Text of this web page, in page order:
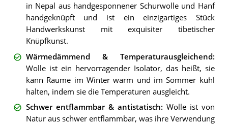
in Nepal aus handgesponnener Schurwolle und Hanf
handgeknüpft und ist ein einzigartiges Stück
Handwerkskunst mit exquisiter tibetischer
Knüpfkunst.
Wärmedämmend & Temperaturausgleichend:
Wolle ist ein hervorragender Isolator, das heißt, sie
kann Räume im Winter warm und im Sommer kühl
halten, indem sie die Temperaturen ausgleicht.
Schwer entflammbar & antistatisch: Wolle ist von
Natur aus schwer entflammbar, was ihre Verwendung